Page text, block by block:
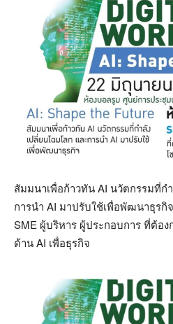
สัมมนาเพื่อก้าวทัน AI นวัตกรรมที่ก
การนำ AI มาปรับใช้เพื่อพัฒนาธุร
SME ผู้บริหาร ผู้ประกอบการ ที่ต้อ
ด้าน AI เพื่อธุรกิจ